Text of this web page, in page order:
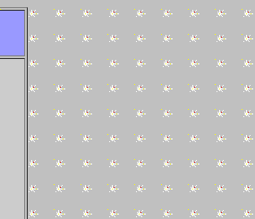
切，十字架是我們唯一的盼望!，信